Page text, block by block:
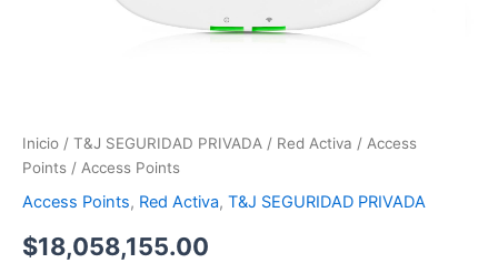
Inicio / T&J SEGURIDAD PRIVADA / Red Activa / Access
Points / Access Points
Access Points, Red Activa, T&J SEGURIDAD PRIVADA
$18,058,155.00